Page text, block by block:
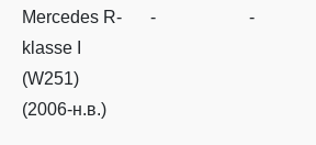
Mercedes R-
klasse I
(W251)
(2006-н.в.)
- -